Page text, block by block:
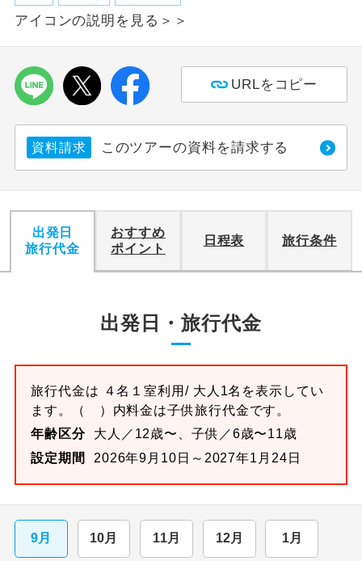
アイコンの説明を見る＞＞
URLをコピー
資料請求 このツアーの資料を請求する
出発日
旅行代金
おすすめ
ポイント
日程表 旅行条件
出発日・旅行代金
旅行代金は ４名１室利用/ 大人1名を表示してい
ます。
（ ）内料金は子供旅行代金です。
年齢区分
大人／12歳〜、子供／6歳〜11歳
設定期間
2026年9月10日～2027年1月24日
9月 10月 11月 12月 1月